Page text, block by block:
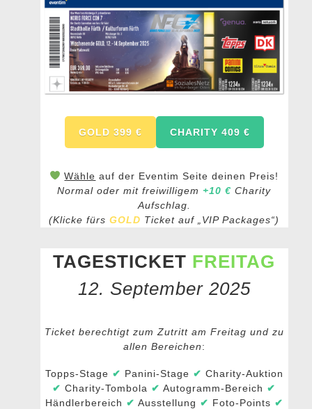
GOLD 399 € CHARITY 409 €
Wähle auf der Eventim Seite deinen Preis!
Normal oder mit freiwilligem +10 € Charity
Aufschlag.
(Klicke fürsGOLD Ticket auf „VIP Packages“)
TAGESTICKET FREITAG
12. September 2025
Ticket berechtigt zum Zutritt am Freitag und zu
allen Bereichen:
Topps-Stage ✔ Panini-Stage ✔ Charity-Auktion
✔ Charity-Tombola ✔ Autogramm-Bereich ✔
Händlerbereich ✔ Ausstellung ✔ Foto-Points ✔